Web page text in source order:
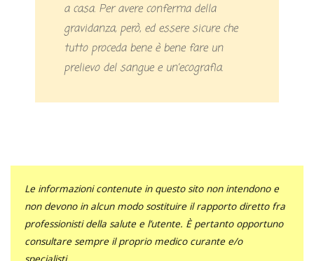
a casa. Per avere conferma della
gravidanza, però, ed essere sicure che
tutto proceda bene è bene fare un
prelievo del sangue e un’ecografia.
Le informazioni contenute in questo sito non intendono e
non devono in alcun modo sostituire il rapporto diretto fra
professionisti della salute e l’utente. È pertanto opportuno
consultare sempre il proprio medico curante e/o